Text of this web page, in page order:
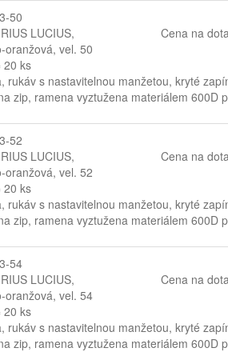
50
LUCIUS,
oranžová, vel. 50
20 ks
Cena na
rukáv s nastavitelnou manžetou, kryté
zip, ramena vyztužena materiálem 600D
52
LUCIUS,
oranžová, vel. 52
20 ks
Cena na
rukáv s nastavitelnou manžetou, kryté
zip, ramena vyztužena materiálem 600D
54
LUCIUS,
oranžová, vel. 54
20 ks
Cena na
rukáv s nastavitelnou manžetou, kryté
zip, ramena vyztužena materiálem 600D